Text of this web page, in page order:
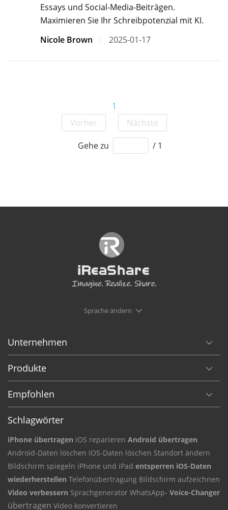
Essays und Social-Media-Beiträgen.
Maximieren Sie Ihr Schreibpotenzial mit KI.
Nicole Brown
2025-01-17
Vorher
1
Nächste
Gehe zu / 1
Sprache ändern
Unternehmen
Produkte
Empfohlen
Schlagwörter
iPhone übertragen iOS reparieren Android übertragen
Android-Daten löschen iOS-Daten löschen Standort ändern
Bildschirm spiegeln iPhone und iPad entsperren iOS-Daten
wiederherstellen Telefonübertragung Bildschirm aufzeichnen
Video verbessern Sprachgenerator WhatsApp- Voice-Changer
übertragen Video konvertieren